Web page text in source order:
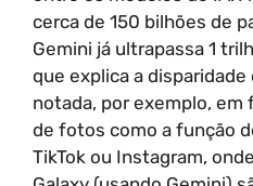
cerca de 150 bilhões de
Gemini já ultrapassa 1
que explica a
notada, por exemplo, em
de fotos como a função
TikTok ou Instagram,